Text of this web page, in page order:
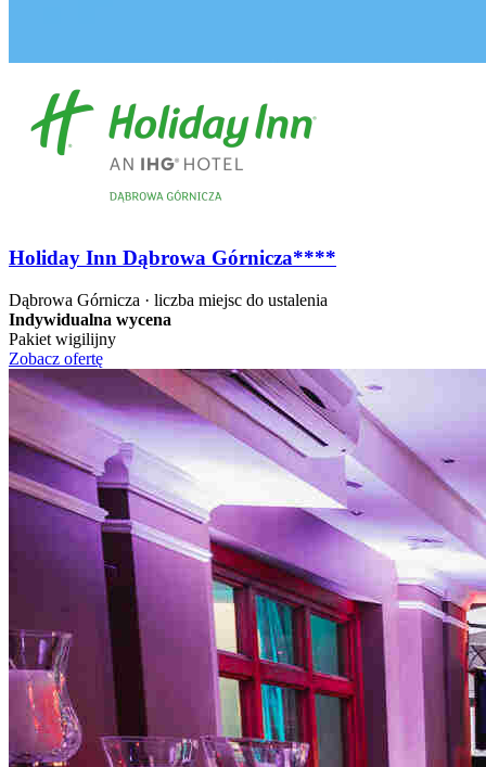
Holiday Inn Dąbrowa Górnicza****
Dąbrowa Górnicza · liczba miejsc do ustalenia
Indywidualna wycena
Pakiet wigilijny
Zobacz ofertę